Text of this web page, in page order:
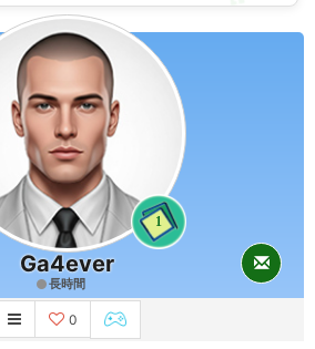
💕
1
Ga4ever
長時間
0